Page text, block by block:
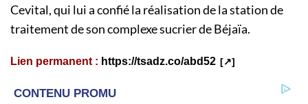
Cevital, qui lui a confié la réalisation de la station de
traitement de son complexe sucrier de Béjaïa.
Lien permanent : https://tsadz.co/abd52